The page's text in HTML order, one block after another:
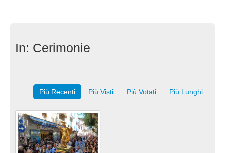
In: Cerimonie
Più Recenti Più Visti Più Votati Più Lunghi